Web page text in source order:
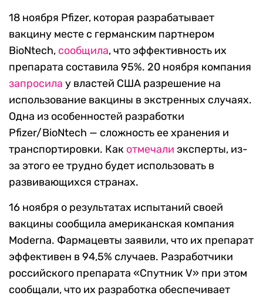
18 ноября Pfizer, которая разрабатывает
вакцину месте с германским партнером
BioNtech, сообщила, что эффективность их
препарата составила 95%. 20 ноября компания
запросила у властей США разрешение на
использование вакцины в экстренных случаях.
Одна из особенностей разработки
Pfizer/BioNtech — сложность ее хранения и
транспортировки. Как отмечали эксперты, из-
за этого ее трудно будет использовать в
развивающихся странах.
16 ноября о результатах испытаний своей
вакцины сообщила американская компания
Moderna. Фармацевты заявили, что их препарат
эффективен в 94,5% случаев. Разработчики
российского препарата «Спутник V» при этом
сообщали, что их разработка обеспечивает